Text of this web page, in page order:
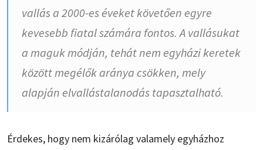
vallás a 2000-es éveket követően egyre
kevesebb fiatal számára fontos. A vallásukat
a maguk módján, tehát nem egyházi keretek
között megélők aránya csökken, mely
alapján elvallástalanodás tapasztalható.
Érdekes, hogy nem kizárólag valamely egyházhoz